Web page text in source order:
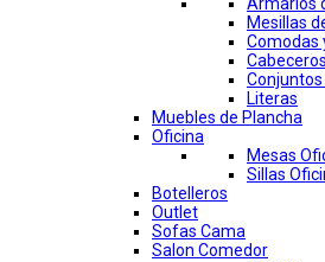
Armarios
Mesillas
Comodas
Literas
Muebles de Plancha
Oficina
Mesas
Sillas
Botelleros
Outlet
Sofas Cama
Salon Comedor